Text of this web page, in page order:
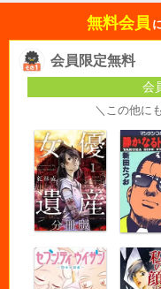
無料会員
会員限定無料
会
＼この他に